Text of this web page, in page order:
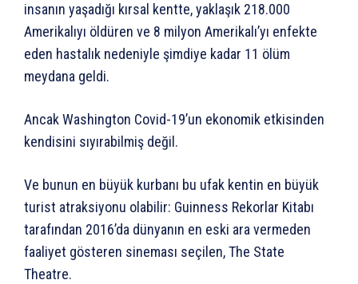
insanın yaşadığı kırsal kentte, yaklaşık 218.000
Amerikalıyı öldüren ve 8 milyon Amerikalı’yı enfekte
eden hastalık nedeniyle şimdiye kadar 11 ölüm
meydana geldi.
Ancak Washington Covid-19’un ekonomik etkisinden
kendisini sıyırabilmiş değil.
Ve bunun en büyük kurbanı bu ufak kentin en büyük
turist atraksiyonu olabilir: Guinness Rekorlar Kitabı
tarafından 2016’da dünyanın en eski ara vermeden
faaliyet gösteren sineması seçilen, The State
Theatre.